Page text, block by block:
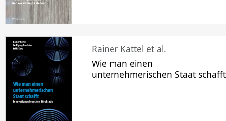
Rainer Kattel et al.
Wie man einen
unternehmerischen Staat schafft